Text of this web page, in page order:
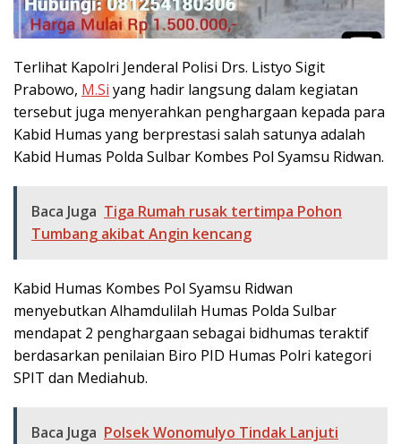
Terlihat Kapolri Jenderal Polisi Drs. Listyo Sigit
Prabowo, M.Si yang hadir langsung dalam kegiatan
tersebut juga menyerahkan penghargaan kepada para
Kabid Humas yang berprestasi salah satunya adalah
Kabid Humas Polda Sulbar Kombes Pol Syamsu Ridwan.
Baca Juga Tiga Rumah rusak tertimpa Pohon
Tumbang akibat Angin kencang
Kabid Humas Kombes Pol Syamsu Ridwan
menyebutkan Alhamdulilah Humas Polda Sulbar
mendapat 2 penghargaan sebagai bidhumas teraktif
berdasarkan penilaian Biro PID Humas Polri kategori
SPIT dan Mediahub.
Baca Juga Polsek Wonomulyo Tindak Lanjuti